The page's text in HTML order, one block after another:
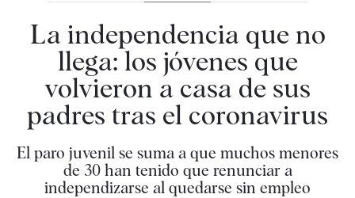
La independencia que no
llega: los jóvenes que
volvieron a casa de sus
padres tras el coronavirus
El paro juvenil se suma a que muchos menores
de 30 han tenido que renunciar a
independizarse al quedarse sin empleo